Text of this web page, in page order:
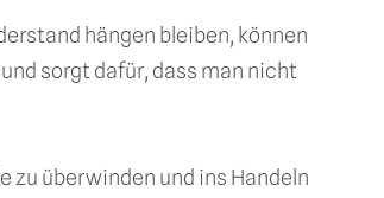
hängen bleiben, können
sorgt dafür, dass man nicht
zu überwinden und ins Handeln